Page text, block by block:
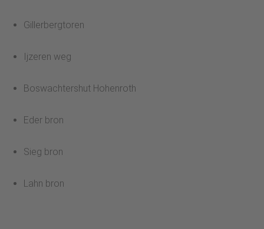
Gillerbergtoren
Ijzeren weg
Boswachtershut Hohenroth
Eder bron
Sieg bron
Lahn bron